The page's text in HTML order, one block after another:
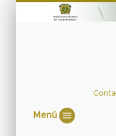
Menú